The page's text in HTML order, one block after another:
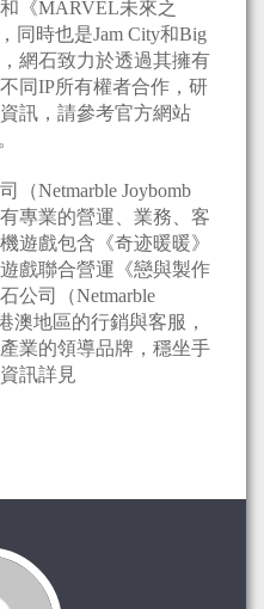
《MARVEL未來之
同時也是Jam City和Big
網石致力於透過其擁有
同IP所有權者合作，研
訊，請參考官方網站
（Netmarble Joybomb
專業的營運、業務、客
遊戲包含《奇迹暖暖》
戲聯合營運《戀與製作
公司（Netmarble
澳地區的行銷與客服，
業的領導品牌，穩坐手
訊詳見